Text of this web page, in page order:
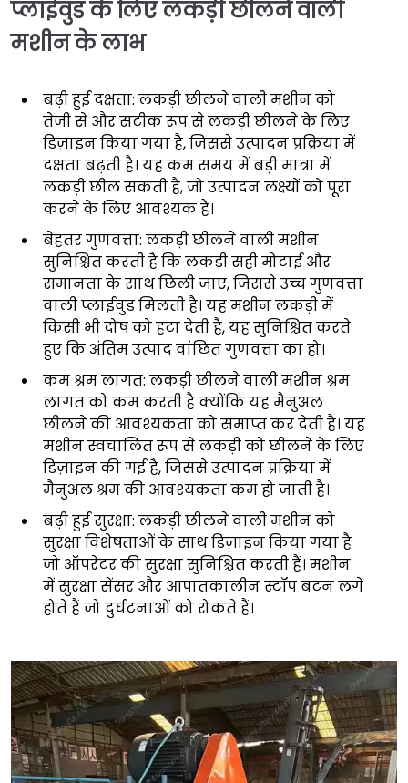
प्लाईवुड के लिए लकड़ी छीलने वाली
मशीन के लाभ
बढ़ी हुई दक्षता: लकड़ी छीलने वाली मशीन को
तेजी से और सटीक रूप से लकड़ी छीलने के लिए
डिज़ाइन किया गया है, जिससे उत्पादन प्रक्रिया में
दक्षता बढ़ती है। यह कम समय में बड़ी मात्रा में
लकड़ी छील सकती है, जो उत्पादन लक्ष्यों को पूरा
करने के लिए आवश्यक है।
बेहतर गुणवत्ता: लकड़ी छीलने वाली मशीन
सुनिश्चित करती है कि लकड़ी सही मोटाई और
समानता के साथ छिली जाए, जिससे उच्च गुणवत्ता
वाली प्लाईवुड मिलती है। यह मशीन लकड़ी में
किसी भी दोष को हटा देती है, यह सुनिश्चित करते
हुए कि अंतिम उत्पाद वांछित गुणवत्ता का हो।
कम श्रम लागत: लकड़ी छीलने वाली मशीन श्रम
लागत को कम करती है क्योंकि यह मैनुअल
छीलने की आवश्यकता को समाप्त कर देती है। यह
मशीन स्वचालित रूप से लकड़ी को छीलने के लिए
डिज़ाइन की गई है, जिससे उत्पादन प्रक्रिया में
मैनुअल श्रम की आवश्यकता कम हो जाती है।
बढ़ी हुई सुरक्षा: लकड़ी छीलने वाली मशीन को
सुरक्षा विशेषताओं के साथ डिज़ाइन किया गया है
जो ऑपरेटर की सुरक्षा सुनिश्चित करती हैं। मशीन
में सुरक्षा सेंसर और आपातकालीन स्टॉप बटन लगे
होते हैं जो दुर्घटनाओं को रोकते हैं।